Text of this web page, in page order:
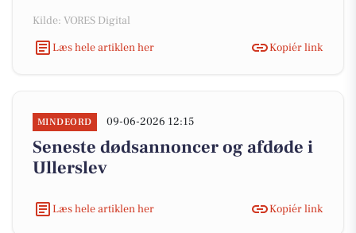
Kilde: VORES Digital
Læs hele artiklen her
Kopiér link
MINDEORD 09-06-2026 12:15
Seneste dødsannoncer og afdøde i
Ullerslev
Læs hele artiklen her Kopiér link